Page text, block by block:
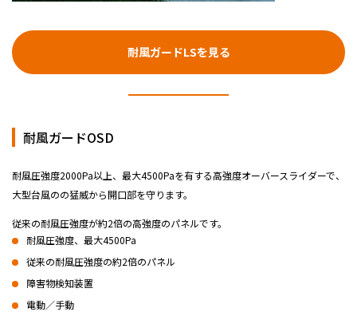
耐風ガードLSを見る
耐風ガードOSD
耐風圧強度2000Pa以上、最大4500Paを有する高強度オーバースライダーで、
大型台風のの猛威から開口部を守ります。
従来の耐風圧強度が約2倍の高強度のパネルです。
耐風圧強度、最大4500Pa
従来の耐風圧強度の約2倍のパネル
障害物検知装置
電動／手動